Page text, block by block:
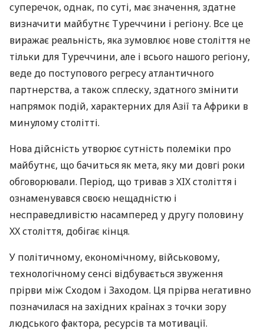
суперечок, однак, по суті, має значення, здатне
визначити майбутнє Туреччини і регіону. Все це
виражає реальність, яка зумовлює нове століття не
тільки для Туреччини, але і всього нашого регіону,
веде до поступового регресу атлантичного
партнерства, а також сплеску, здатного змінити
напрямок подій, характерних для Азії та Африки в
минулому столітті.
Нова дійсність утворює сутність полеміки про
майбутнє, що бачиться як мета, яку ми довгі роки
обговорювали. Період, що тривав з XIXстоліття і
ознаменувався своєю нещадністю і
несправедливістю насамперед у другу половину
XX століття, добігає кінця.
У політичному, економічному, військовому,
технологічному сенсі відбувається звуження
прірви між Сходом і Заходом. Ця прірва негативно
позначилася на західних країнах з точки зору
людського фактора, ресурсів та мотивації.